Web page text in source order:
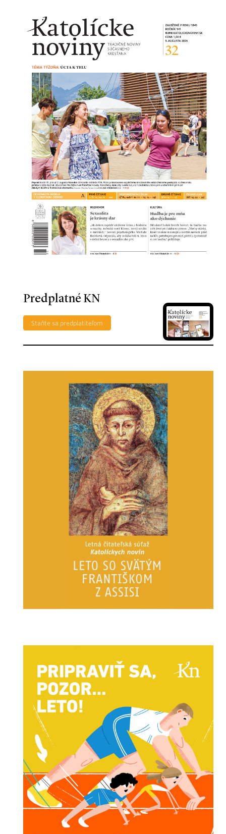
Predplatné KN
Staňte sa predplatiteľom